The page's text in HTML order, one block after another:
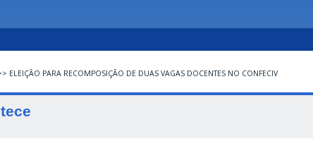
ELEIÇÃO PARA RECOMPOSIÇÃO DE DUAS VAGAS DOCENTES NO CONFECIV